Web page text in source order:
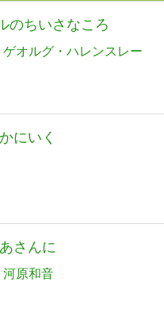
のちいさなころ
ゲオルグ・ハレンスレー
にいく
さんに
河原和音